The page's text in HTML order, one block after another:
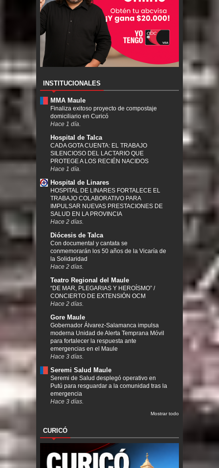
INSTITUCIONALES
MMA Maule
Finaliza exitoso proyecto de compostaje
domiciliario en Curicó
Hace 1 día.
Hospital de Talca
CADA GOTA CUENTA: EL TRABAJO
SILENCIOSO DEL LACTARIO QUE
PROTEGE A LOS RECIÉN NACIDOS
Hace 1 día.
Hospital de Linares
HOSPITAL DE LINARES FORTALECE EL
TRABAJO COLABORATIVO PARA
IMPULSAR NUEVAS PRESTACIONES DE
SALUD EN LA PROVINCIA
Hace 2 días.
Diócesis de Talca
Con documental y cantata se
conmemorarán los 50 años de la Vicaría de
la Solidaridad
Hace 2 días.
Teatro Regional del Maule
“DE MAR, PLEGARIAS Y HEROÍSMO” /
CONCIERTO DE EXTENSIÓN OCM
Hace 2 días.
Gore Maule
Gobernador Álvarez-Salamanca impulsa
moderna Unidad de Alerta Temprana Móvil
para fortalecer la respuesta ante
emergencias en el Maule
Hace 3 días.
Seremi Salud Maule
Seremi de Salud desplegó operativo en
Putú para resguardar a la comunidad tras la
emergencia
Hace 3 días.
Mostrar todo
CURICÓ